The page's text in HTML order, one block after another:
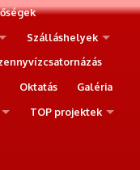
Szálláshelyek
Oktatás
Galéria
TOP projektek